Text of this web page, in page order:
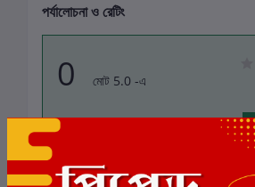
পর্যালোচনা ও রেটিং
0 মোট 5.0 -এ